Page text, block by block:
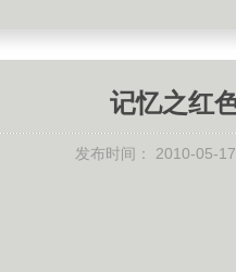
记忆之红
发布时间： 2010-05-